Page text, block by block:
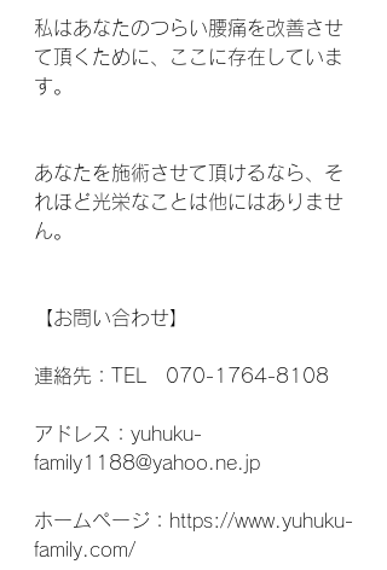
私はあなたのつらい腰痛を改善させ
て頂くために、ここに存在していま
す。
あなたを施術させて頂けるなら、そ
れほど光栄なことは他にはありませ
ん。
【お問い合わせ】
連絡先：TEL　070-1764-8108
アドレス：yuhuku-
family1188@yahoo.ne.jp
ホームページ：https://www.yuhuku-
family.com/